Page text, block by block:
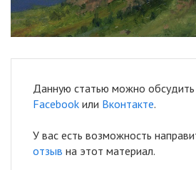
Данную статью можно
Facebook или Вконтакте.
У вас есть возможность
отзыв на этот материал.